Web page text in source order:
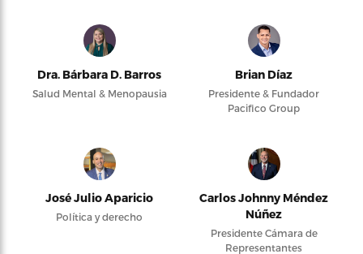
Dra. Bárbara D. Barros
Salud Mental & Menopausia
Brian Díaz
Presidente & Fundador
Pacifico Group
José Julio Aparicio
Política y derecho
Carlos Johnny Méndez
Núñez
Presidente Cámara de
Representantes